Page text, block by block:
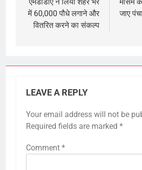
navigation
में 60,000 पौधे लगाने और
वितरित करने का संकल्प
जाए
LEAVE A REPLY
Your email address will not be
Required fields are marked *
Comment *